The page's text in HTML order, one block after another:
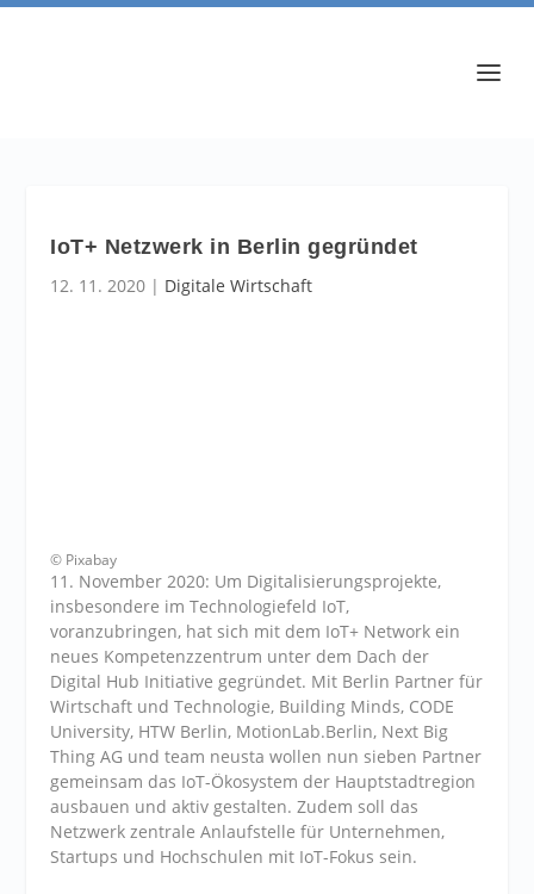
IoT+ Netzwerk in Berlin gegründet
12. 11. 2020 | Digitale Wirtschaft
© Pixabay
11. November 2020: Um Digitalisierungsprojekte,
insbesondere im Technologiefeld IoT,
voranzubringen, hat sich mit dem IoT+ Network ein
neues Kompetenzzentrum unter dem Dach der
Digital Hub Initiative gegründet. Mit Berlin Partner für
Wirtschaft und Technologie, Building Minds, CODE
University, HTW Berlin, MotionLab.Berlin, Next Big
Thing AG und team neusta wollen nun sieben Partner
gemeinsam das IoT-Ökosystem der Hauptstadtregion
ausbauen und aktiv gestalten. Zudem soll das
Netzwerk zentrale Anlaufstelle für Unternehmen,
Startups und Hochschulen mit IoT-Fokus sein.